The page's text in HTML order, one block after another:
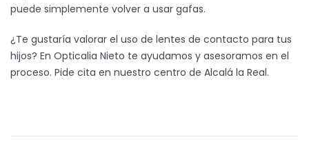
puede simplemente volver a usar gafas.
¿Te gustaría valorar el uso de lentes de contacto para tus
hijos? En Opticalia Nieto te ayudamos y asesoramos en el
proceso. Pide cita en nuestro centro de Alcalá la Real.